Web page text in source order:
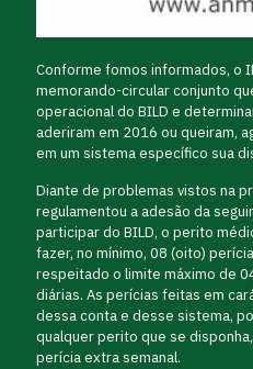
Conforme fomos informados, o
memorando-circular conjunto
operacional do BILD e
aderiram em 2016 ou queiram,
em um sistema específico sua
Diante de problemas vistos na
regulamentou a adesão da
participar do BILD, o perito
fazer, no mínimo, 08 (oito)
respeitado o limite máximo de
diárias. As perícias feitas em
dessa conta e desse sistema,
qualquer perito que se
perícia extra semanal.